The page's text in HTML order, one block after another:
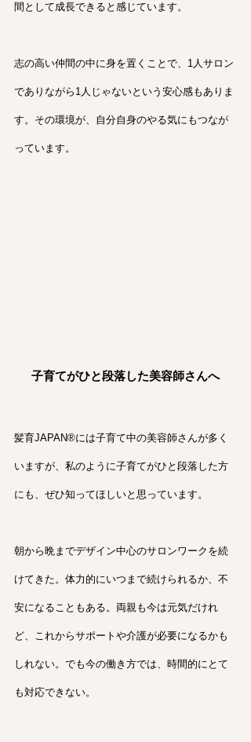
間として成長できると感じています。
志の高い仲間の中に身を置くことで、1人サロン
でありながら1人じゃないという安心感もありま
す。その環境が、自分自身のやる気にもつなが
っています。
子育てがひと段落した美容師さんへ
髪育JAPAN®︎には子育て中の美容師さんが多く
いますが、私のように子育てがひと段落した方
にも、ぜひ知ってほしいと思っています。
朝から晩までデザイン中心のサロンワークを続
けてきた。体力的にいつまで続けられるか、不
安になることもある。両親も今は元気だけれ
ど、これからサポートや介護が必要になるかも
しれない。でも今の働き方では、時間的にとて
も対応できない。